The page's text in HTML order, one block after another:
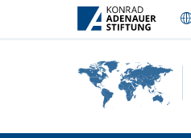
Skip to Main Content